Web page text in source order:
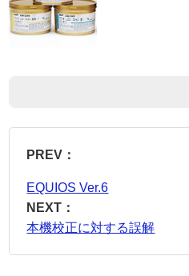
PREV：
EQUIOS Ver.6
NEXT：
本機校正に対する誤解